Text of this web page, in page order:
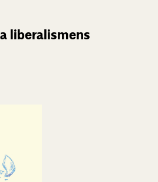
liberalismens